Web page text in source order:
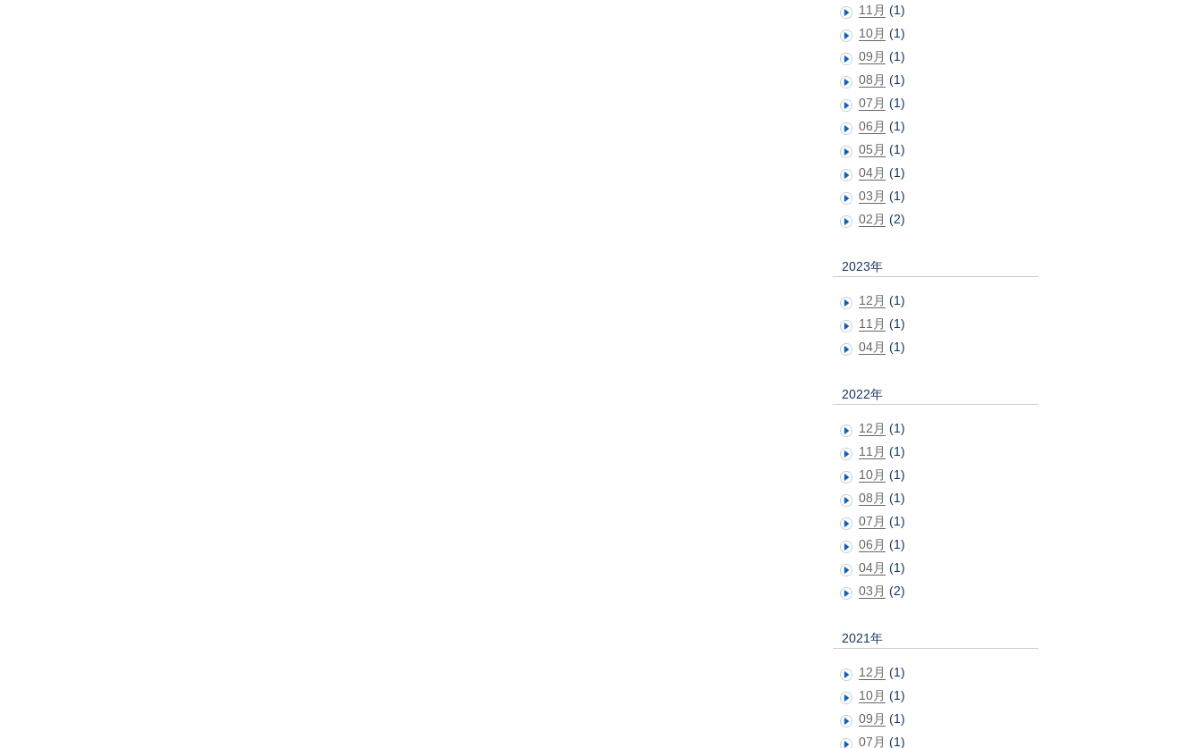
11月 (1)
10月 (1)
09月 (1)
08月 (1)
07月 (1)
06月 (1)
05月 (1)
04月 (1)
03月 (1)
02月 (2)
2023年
12月 (1)
11月 (1)
04月 (1)
2022年
12月 (1)
11月 (1)
10月 (1)
08月 (1)
07月 (1)
06月 (1)
04月 (1)
03月 (2)
2021年
12月 (1)
10月 (1)
09月 (1)
07月 (1)